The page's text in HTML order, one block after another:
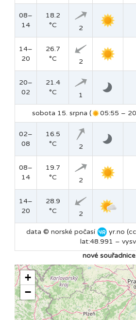
08–
14
18.2
°C
2
14–
20
26.7
°C
2
20–
02
21.4
°C
1
sobota 15. srpna ( 05:55 –
02–
08
16.5
°C
2
08–
14
19.7
°C
2
14–
20
28.9
°C
2
data © norské počasí
yr.no
lat:48.991 –
nové souřadnice
+
−